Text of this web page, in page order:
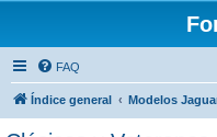
FAQ
Índice general Modelos